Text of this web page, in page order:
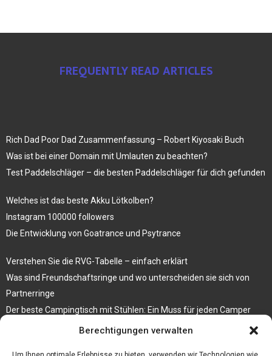
Berechtigungen verwalten
FREQUENTLY READ ARTICLES
Rich Dad Poor Dad Zusammenfassung – Robert Kiyosaki Buch
Was ist bei einer Domain mit Umlauten zu beachten?
Test Paddelschläger – die besten Paddelschläger für dich gefunden
Welches ist das beste Akku Lötkolben?
Instagram 100000 followers
Die Entwicklung von Goatrance und Psytrance
Verstehen Sie die RVG-Tabelle – einfach erklärt
Was sind Freundschaftsringe und wo unterscheiden sie sich von
Partnerringe
Der beste Campingtisch mit Stühlen: Ein Muss für jeden Camper
Die Küche als Platz der Gemeinschaft
Elektrokamin Bestseller – die besten Stücke für Ihr Zuhause